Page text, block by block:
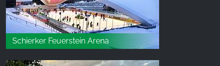
Schierker Feuerstein Arena